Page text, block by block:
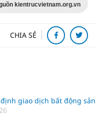
kientrucvietnam.org.vn
CHIA SẺ
giao dịch bất động sản